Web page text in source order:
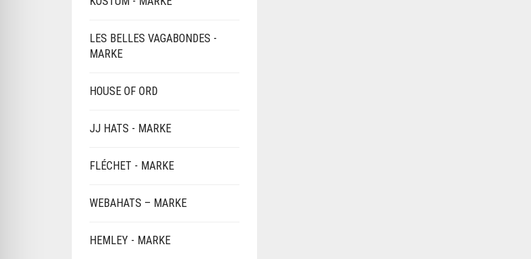
LES BELLES VAGABONDES -
MARKE
HOUSE OF ORD
JJ HATS - MARKE
FLÉCHET - MARKE
WEBAHATS – MARKE
HEMLEY - MARKE